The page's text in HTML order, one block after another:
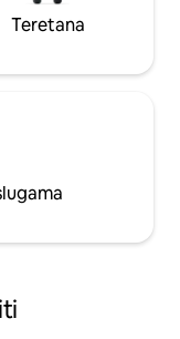
Teretana